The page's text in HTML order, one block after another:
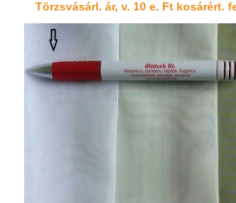
Törzsvásárl. ár, v. 10 e. Ft kosárért.